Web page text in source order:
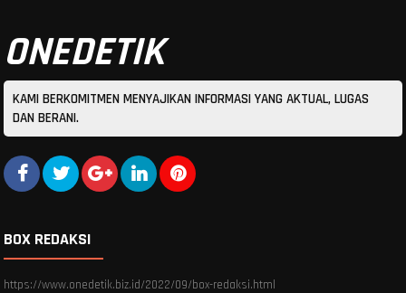
ONEDETIK
KAMI BERKOMITMEN MENYAJIKAN INFORMASI YANG AKTUAL, LUGAS
DAN BERANI.
BOX REDAKSI
https://www.onedetik.biz.id/2022/09/box-redaksi.html